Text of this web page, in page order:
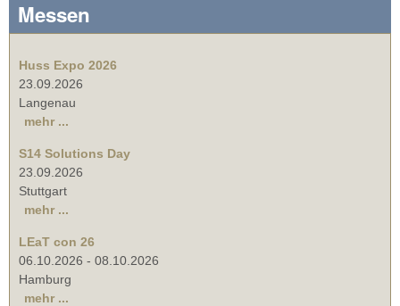
Messen
Huss Expo 2026
23.09.2026
Langenau
mehr ...
S14 Solutions Day
23.09.2026
Stuttgart
mehr ...
LEaT con 26
06.10.2026 - 08.10.2026
Hamburg
mehr ...